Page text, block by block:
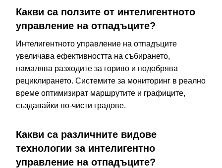
Какви са ползите от интелигентното
управление на отпадъците?
Интелигентното управление на отпадъците
увеличава ефективността на събирането,
намалява разходите за гориво и подобрява
рециклирането. Системите за мониторинг в реално
време оптимизират маршрутите и графиците,
създавайки по-чисти градове.
Какви са различните видове
технологии за интелигентно
управление на отпадъците?